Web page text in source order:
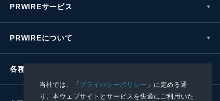
当社では、「プライバシーポリシー 」に定める通
り、本ウェブサイトとサービスを快適にご利用いた
PRWIREサービス
PRWIREについて
各種お問い合わせ